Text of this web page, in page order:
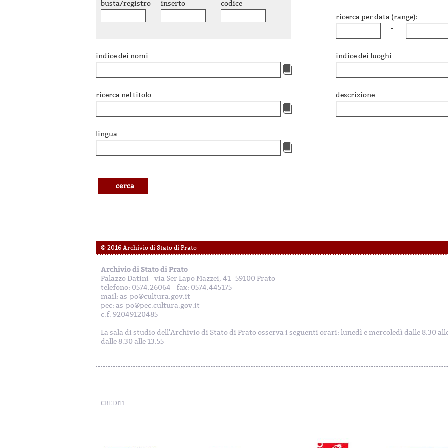
busta/registro inserto
codice
ricerca per data (range):
-
indice dei nomi indice dei luoghi
ricerca nel titolo descrizione
lingua
© 2016 Archivio di Stato di Prato
Archivio di Stato di Prato
Palazzo Datini - via Ser Lapo Mazzei, 41 59100 Prato
telefono: 0574.26064 - fax: 0574.445175
mail: as-po@cultura.gov.it
pec: as-po@pec.cultura.gov.it
c.f. 92049120485
La sala di studio dell'Archivio di Stato di Prato osserva i seguenti orari: lunedì e mercoledì dalle 8.30
dalle 8.30 alle 13.55
CREDITI